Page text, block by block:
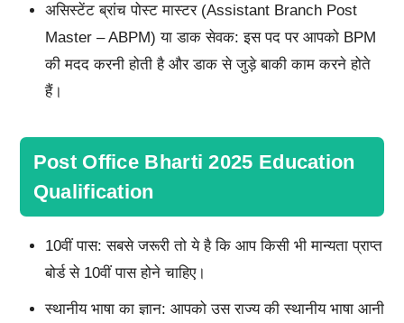
असिस्टेंट ब्रांच पोस्ट मास्टर (Assistant Branch Post
Master – ABPM) या डाक सेवक: इस पद पर आपको BPM
की मदद करनी होती है और डाक से जुड़े बाकी काम करने होते
हैं।
Post Office Bharti 2025 Education
Qualification
10वीं पास: सबसे जरूरी तो ये है कि आप किसी भी मान्यता प्राप्त
बोर्ड से 10वीं पास होने चाहिए।
स्थानीय भाषा का ज्ञान: आपको उस राज्य की स्थानीय भाषा आनी